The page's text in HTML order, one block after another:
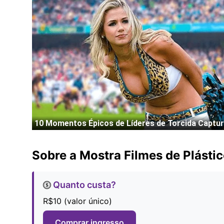
Sobre a Mostra Filmes de
Quanto custa?
R$10 (valor único)